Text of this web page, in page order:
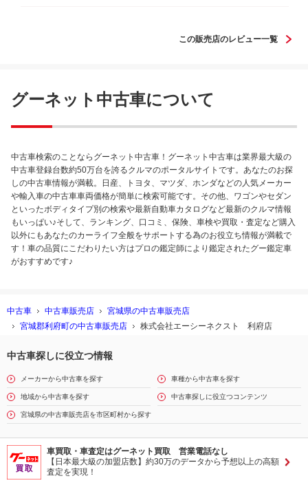
この販売店のレビュー一覧
グーネット中古車について
中古車検索のことならグーネット中古車！グーネット中古車は業界最大級の
中古車登録台数約50万台を誇るクルマのポータルサイトです。あなたのお探
しの中古車情報が満載。日産、トヨタ、マツダ、ホンダなどの人気メーカー
や輸入車の中古車車両価格が簡単に検索可能です。その他、ワゴンやセダン
といったボディタイプ別の検索や最新自動車カタログなど最新のクルマ情報
もいっぱい♪そして、ランキング、口コミ、保険、車検や買取・査定など購入
以外にもあなたのカーライフ全般をサポートする為のお役立ち情報が満載で
す！車の品質にこだわりたい方はプロの鑑定師により鑑定されたグー鑑定車
がおすすめです♪
中古車 中古車販売店
宮城県の中古車販売店
宮城郡利府町の中古車販売店
株式会社エーシーネクスト 利府店
中古車探しに役立つ情報
メーカーから中古車を探す 車種から中古車を探す
地域から中古車を探す 中古車探しに役立つコンテンツ
宮城県の中古車販売店を市区町村から探す
車買取・車査定はグーネット買取 営業電話なし
【日本最大級の加盟店数】約30万のデータから予想以上の高額
査定を実現！